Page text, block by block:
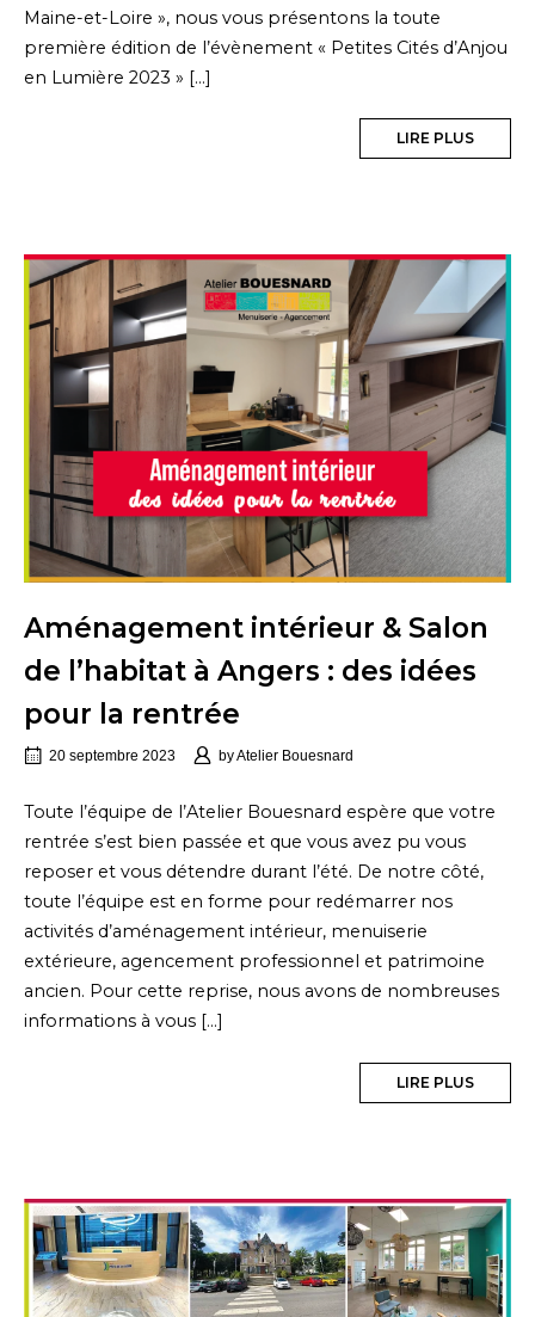
Maine-et-Loire », nous vous présentons la toute
première édition de l’évènement « Petites Cités d’Anjou
en Lumière 2023 » […]
LIRE PLUS
Aménagement intérieur & Salon
de l’habitat à Angers : des idées
pour la rentrée
20 septembre 2023 byAtelier Bouesnard
Toute l’équipe de l’Atelier Bouesnard espère que votre
rentrée s’est bien passée et que vous avez pu vous
reposer et vous détendre durant l’été. De notre côté,
toute l’équipe est en forme pour redémarrer nos
activités d’aménagement intérieur, menuiserie
extérieure, agencement professionnel et patrimoine
ancien. Pour cette reprise, nous avons de nombreuses
informations à vous […]
LIRE PLUS